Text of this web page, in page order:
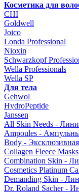
Косметика для
CHI
Goldwell
Joico
Londa Professional
Nioxin
Schwarzkopf
Wella Professionals
Wella SP
Для тела
Gehwol
HydroPeptide
Janssen
All Skin Needs -
Ampoules -
Body -
Collagen Fleece
Combination Skin -
Cosmetics Platinum
Demanding Skin -
Dr. Roland Sacher -